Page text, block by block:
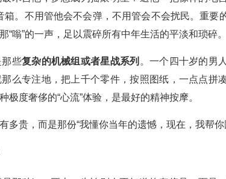
箱。不用管他会不会弹，不用管会不会扰民。重要
“嗡”的一声，足以震碎所有中年生活的平淡和琐碎。
那些复杂的机械组或者星战系列 。一个四十岁的男
么专注地，把上千个零件，按照图纸，一点点拼
极度奢侈的“心流”体验，是最好的精神按摩。
多贵，而是那份“我懂你当年的遗憾，现在，我帮你